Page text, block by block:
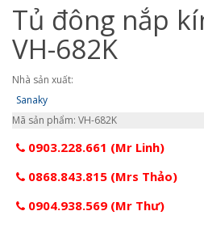
Tủ đông nắp
VH-682K
Nhà sản xuất:
Sanaky
Mã sản phẩm: VH-682K
0903.228.661 (Mr Linh)
0868.843.815 (Mrs Thảo)
0904.938.569 (Mr Thư)